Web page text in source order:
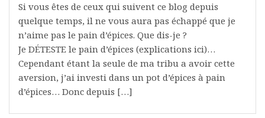
Si vous êtes de ceux qui suivent ce blog depuis
quelque temps, il ne vous aura pas échappé que je
n’aime pas le pain d’épices. Que dis-je ?
Je DÉTESTE le pain d’épices (explications ici)…
Cependant étant la seule de ma tribu a avoir cette
aversion, j’ai investi dans un pot d’épices à pain
d’épices… Donc depuis […]